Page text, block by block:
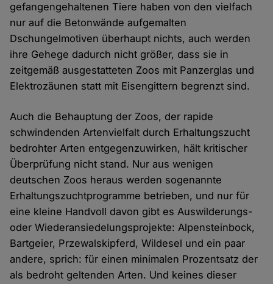
gefangengehaltenen Tiere haben von den vielfach
nur auf die Betonwände aufgemalten
Dschungelmotiven überhaupt nichts, auch werden
ihre Gehege dadurch nicht größer, dass sie in
zeitgemäß ausgestatteten Zoos mit Panzerglas und
Elektrozäunen statt mit Eisengittern begrenzt sind.
Auch die Behauptung der Zoos, der rapide
schwindenden Artenvielfalt durch Erhaltungszucht
bedrohter Arten entgegenzuwirken, hält kritischer
Überprüfung nicht stand. Nur aus wenigen
deutschen Zoos heraus werden sogenannte
Erhaltungszuchtprogramme betrieben, und nur für
eine kleine Handvoll davon gibt es Auswilderungs-
oder Wiederansiedelungsprojekte: Alpensteinbock,
Bartgeier, Przewalskipferd, Wildesel und ein paar
andere, sprich: für einen minimalen Prozentsatz der
als bedroht geltenden Arten. Und keines dieser